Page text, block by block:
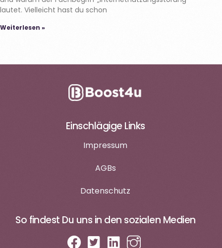
lautet. Vielleicht hast du schon
Weiterlesen »
Einschlägige Links
Impressum
AGBs
Datenschutz
So findest Du uns in den sozialen Medien